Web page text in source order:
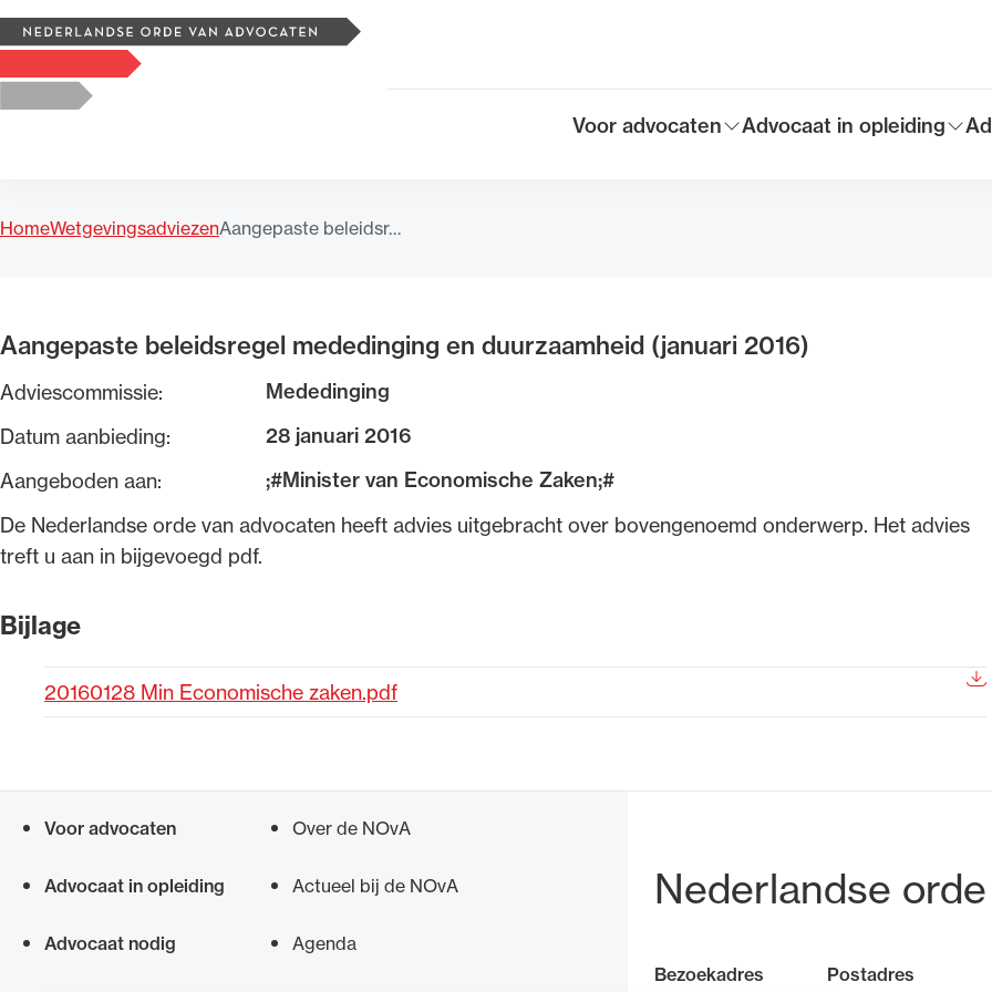
Logo, to the homepage
Toon submenu voor
Voor advocaten
Toon submenu voor
Advocaat in opleiding
HomeWetgevingsadviezenAangepaste beleidsr…
Aangepaste beleidsregel mededinging en duurzaamheid (januari 2016)
Adviescommissie: Mededinging
Datum aanbieding: 28 januari 2016
Aangeboden aan: ;#Minister van Economische Zaken;#
​De Nederlandse orde van advocaten heeft advies uitgebracht over bovengenoemd onderwerp. Het advies
treft u aan in bijgevoegd pdf.
Bijlage
20160128 Min Economische zaken.pdf
Voor advocaten
Advocaat in opleiding
Advocaat nodig
Over de NOvA
Actueel bij de NOvA
Agenda
Bezoek- en
Nederlandse
Bezoekadres
Postadres
Zoeken
Uitgelicht
Alle wet- en regelgeving voor de advocatuur. Van de
Advocatenwet tot de Verordening op de advocatuur
Ondersteuning voor